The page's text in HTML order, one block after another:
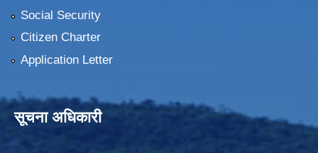
Social Security
Citizen Charter
Application Letter
सूचना अधिकारी